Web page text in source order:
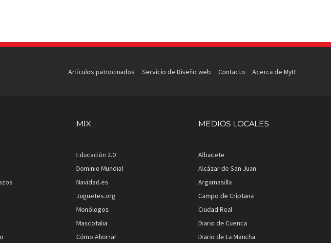
Artículos patrocinados Servicio de Diseño web Contacto Acerca de MyR
MIX
Educación 2.0
Dominio Mundial
Navidad.es
Juguetes.org
Monólogos
Mascotalia
Cómo Ahorrar
MEDIOS LOCALES
Albacete
Alcázar de San Juan
Argamasilla
Campo de Criptana
Ciudad Real
Diario de Cuenca
Diario de La Mancha